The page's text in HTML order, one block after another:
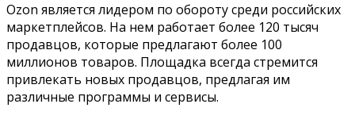
Ozon является лидером по обороту среди российских
маркетплейсов. На нем работает более 120 тысяч
продавцов, которые предлагают более 100
миллионов товаров. Площадка всегда стремится
привлекать новых продавцов, предлагая им
различные программы и сервисы.